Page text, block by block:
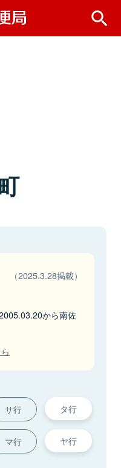
（2025.3.28掲載）
から南佐
サ行 タ行
マ行 ヤ行